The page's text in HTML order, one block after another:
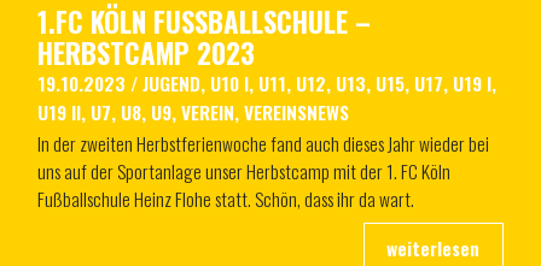
1.FC KÖLN FUSSBALLSCHULE – H
ERBSTCAMP 2023
19.10.2023 /JUGEND, U10 I, U11, U12, U13, U15, U17, U19 I,
U19 II, U7, U8, U9,VEREIN,VEREINSNEWS
In der zweiten Herbstferienwoche fand auch dieses Jahr wieder bei
uns auf der Sportanlage unser Herbstcamp mit der 1. FC Köln
Fußballschule Heinz Flohe statt. Schön, dass ihr da wart.